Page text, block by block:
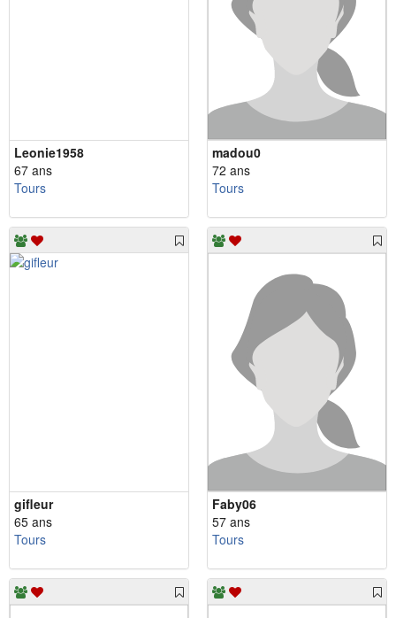
Leonie1958
67 ans
Tours
madou0
72 ans
Tours
gifleur
65 ans
Tours
Faby06
57 ans
Tours